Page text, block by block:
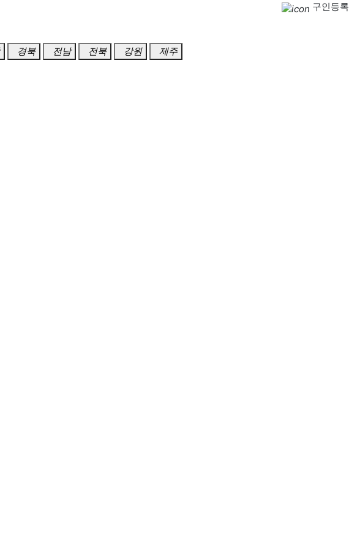
구인등록
경북 전남 전북 강원 제주